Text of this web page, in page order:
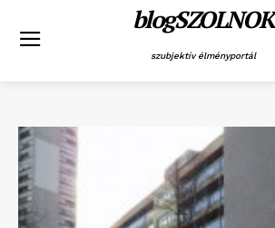
blogSZOLNOK
szubjektív élményportál